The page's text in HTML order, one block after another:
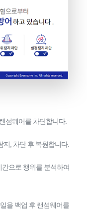
섬웨어를 차단합니다.
지, 차단 후 복원합니다.
으로 행위를 분석하여
을 백업 후 랜섬웨어를